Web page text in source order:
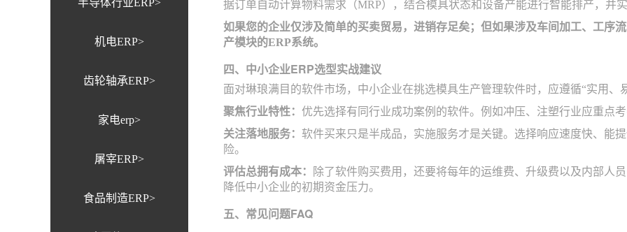
半导体行业ERP>
机电ERP>
齿轮轴承ERP>
家电erp>
屠宰ERP>
食品制造ERP>
据订单自动计算物料需求（MRP），结合模具状态和设备产能进行智能排产，并
如果您的企业仅涉及简单的买卖贸易，进销存足矣；但如果涉及车间加工、工序
产模块的ERP系统。
四、中小企业ERP选型实战建议
面对琳琅满目的软件市场，中小企业在挑选模具生产管理软件时，应遵循“实用
聚焦行业特性： 优先选择有同行业成功案例的软件。例如冲压、注塑行业应重点
关注落地服务： 软件买来只是半成品，实施服务才是关键。选择响应速度快、能
险。
评估总拥有成本：
除了软件购买费用，还要将每年的运维费、升级费以及内部人
降低中小企业的初期资金压力。
五、常见问题FAQ